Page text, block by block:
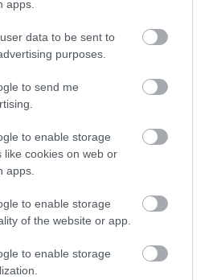
apps.
data to be sent to
purposes.
to send me
to enable storage
like cookies on web or
apps.
to enable storage
of the website or app.
to enable storage
Age Bread
su nombre y terminando por su
muy peculiar. Nordic Stone...